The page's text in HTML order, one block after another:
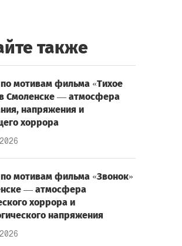
также
мотивам фильма «Тихое
Смоленске — атмосфера
напряжения и
хоррора
мотивам фильма «Звонок»
— атмосфера
хоррора и
напряжения